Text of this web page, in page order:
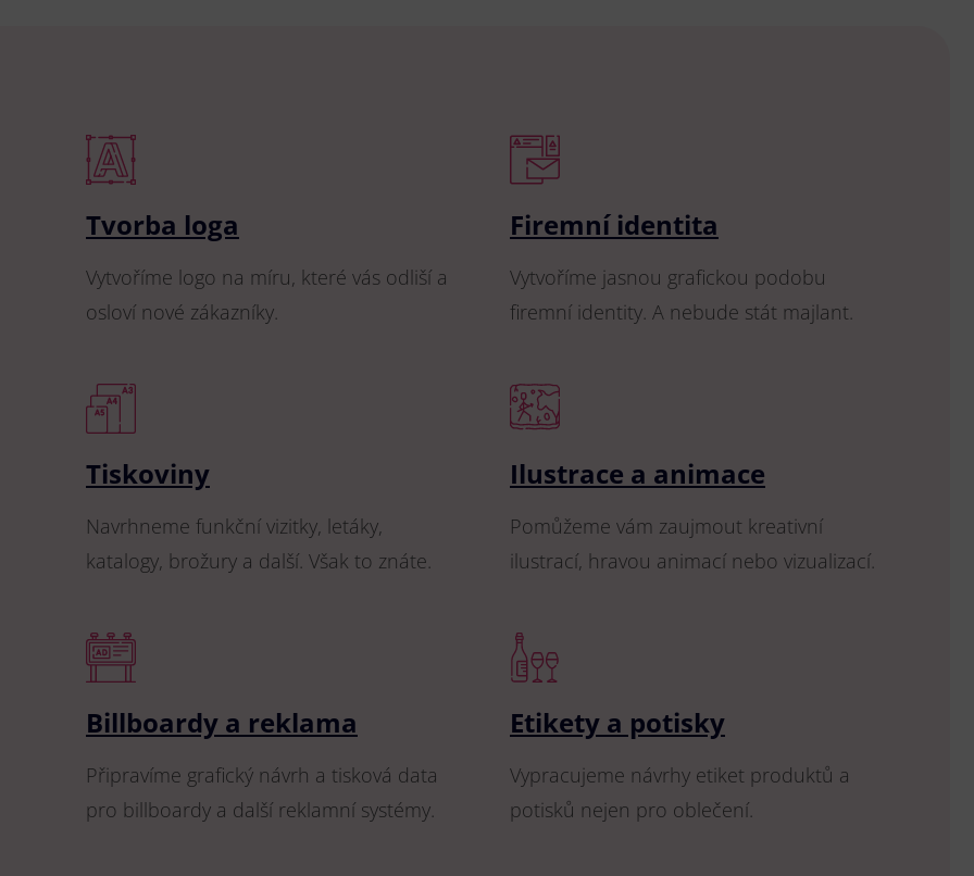
Tvorba loga
Vytvoříme logo na míru, které vás odliší a
osloví nové zákazníky.
Firemní identita
Vytvoříme jasnou grafickou podobu
firemní identity. A nebude stát majlant.
Tiskoviny
Navrhneme funkční vizitky, letáky,
katalogy, brožury a další. Však to znáte.
Ilustrace a animace
Pomůžeme vám zaujmout kreativní
ilustrací, hravou animací nebo vizualizací.
Billboardy a reklama
Připravíme grafický návrh a tisková data
pro billboardy a další reklamní systémy.
Etikety a potisky
Vypracujeme návrhy etiket produktů a
potisků nejen pro oblečení.